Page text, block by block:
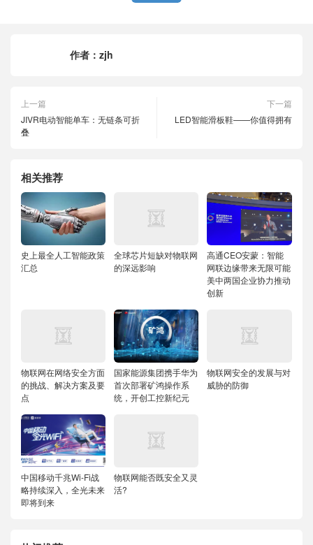
作者： zjh
上一篇
JIVR电动智能单车：无链条可折
叠
下一篇
LED智能滑板鞋——你值得拥有
相关推荐
史上最全人工智能政策
汇总
全球芯片短缺对物联网
的深远影响
高通CEO安蒙：智能
网联边缘带来无限可能
美中两国企业协力推动
创新
物联网在网络安全方面
的挑战、解决方案及要
点
国家能源集团携手华为
首次部署矿鸿操作系
统，开创工控新纪元
物联网安全的发展与对
威胁的防御
中国移动千兆Wi-Fi战
略持续深入，全光未来
即将到来
物联网能否既安全又灵
活?